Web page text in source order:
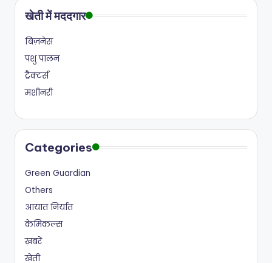
खेती में मददगार
बिज़नेस
पशु पालन
ट्रैक्टर्स
मशीनरी
Categories
Green Guardian
Others
आयात निर्यात
केमिकल्स
ख़बरें
खेती